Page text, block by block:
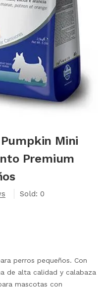
Mini
Premium
Sold: 0
perros pequeños. Con
de alta calidad y calabaza
mascotas con